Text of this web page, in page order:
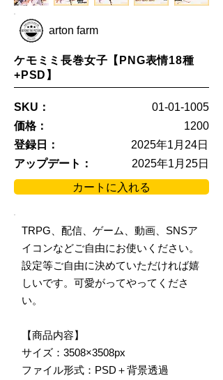
arton farm
ケモミミ長巻女子【PNG表情18種
+PSD】
SKU：
01-01-1005
価格：
1200
登録日：
2025年1月24日
アップデート：
2025年1月25日
カートに入れる
TRPG、配信、ゲーム、動画、SNSア
イコンなどご自由にお使いください。
設定等ご自由に決めていただければ嬉
しいです。可愛がってやってくださ
い。
【商品内容】
サイズ：3508×3508px
ファイル形式：PSD＋背景透過